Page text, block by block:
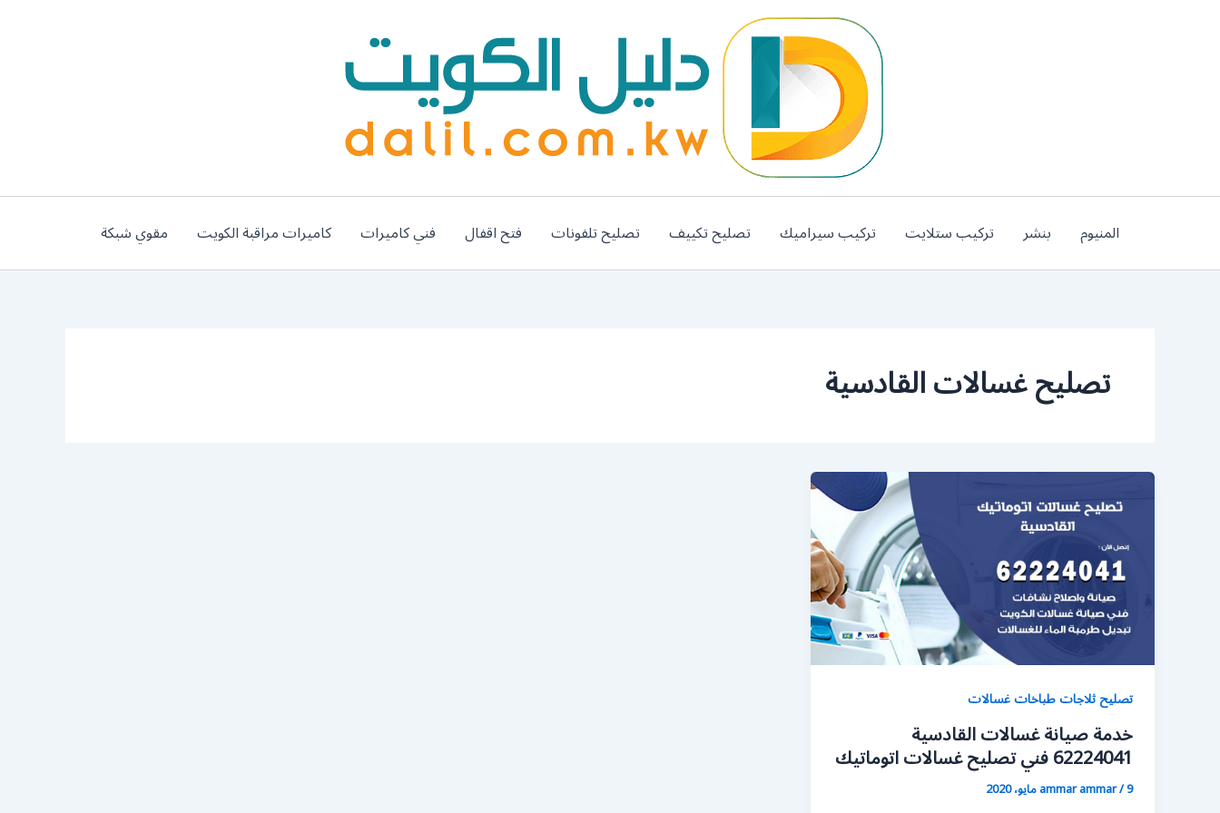
المنيوم بنشر تركيب ستلايت تركيب سيراميك تصليح تكييف تصليح تلفونات فتح اقفال فني كاميرات كاميرات مراقبة الكويت مقوي شبكة
تصليح غسالات القادسية
تصليح ثلاجات طباخات غسالات
خدمة صيانة غسالات القادسية
62224041 فني تصليح غسالات اتوماتيك
ammar ammar/9 مايو، 2020